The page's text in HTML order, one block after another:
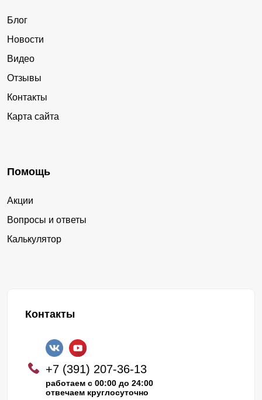
Блог
Новости
Видео
Отзывы
Контакты
Карта сайта
Помощь
Акции
Вопросы и ответы
Калькулятор
Контакты
+7 (391) 207-36-13
работаем с 00:00 до 24:00
отвечаем круглосуточно